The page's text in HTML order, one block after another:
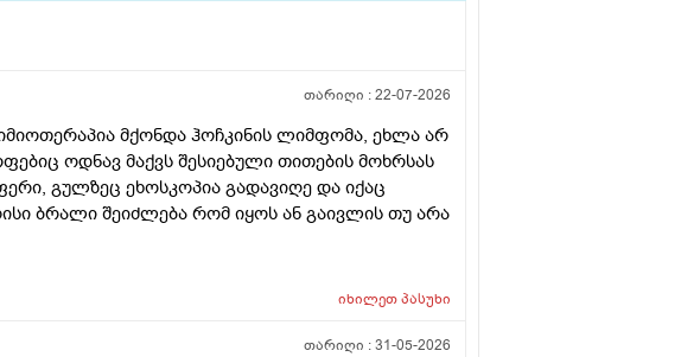
თარიღი :22-07-2026
მქონდა ჰოჩკინის ლიმფომა, ეხლა არ
ოდნავ მაქვს შესიებული თითების მოხრსას
გულზეც ეხოსკოპია გადავიღე და იქაც
ბრალი შეიძლება რომ იყოს ან გაივლის თუ არა
იხილეთპასუხი
თარიღი :31-05-2026